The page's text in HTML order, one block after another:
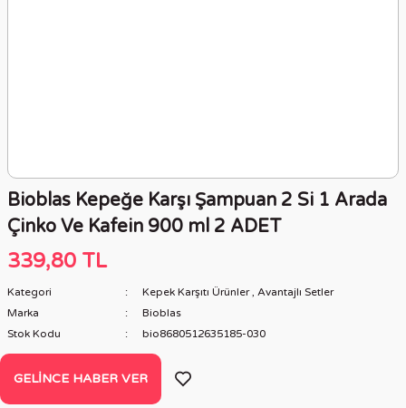
Bioblas Kepeğe Karşı Şampuan 2 Si 1 Arada
Çinko Ve Kafein 900 ml 2 ADET
339,80 TL
Kategori Kepek Karşıtı Ürünler , Avantajlı Setler
Marka
Bioblas
Stok Kodu
bio8680512635185-030
GELINCE HABER VER